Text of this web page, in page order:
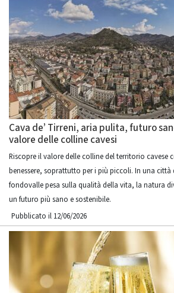
Cava de’ Tirreni, aria pulita, futuro
valore delle colline cavesi
Riscopre il valore delle colline del territorio cavese
benessere, soprattutto per i più piccoli. In una
fondovalle pesa sulla qualità della vita, la natura
un futuro più sano e sostenibile.
Pubblicato il 12/06/2026